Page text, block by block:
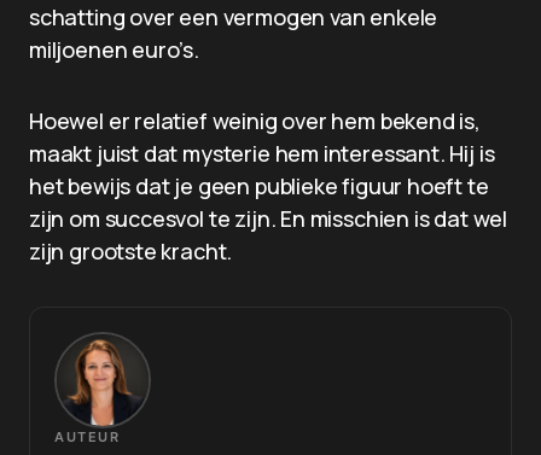
schatting over een vermogen van enkele
miljoenen euro’s.
Hoewel er relatief weinig over hem bekend is,
maakt juist dat mysterie hem interessant. Hij is
het bewijs dat je geen publieke figuur hoeft te
zijn om succesvol te zijn. En misschien is dat wel
zijn grootste kracht.
AUTEUR